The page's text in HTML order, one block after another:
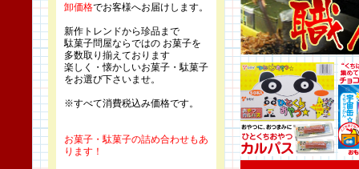
卸価格でお客様へお届けします。
新作トレンドから珍品まで
駄菓子問屋ならではの お菓子を
多数取り揃えております
楽しく・懐かしいお菓子・駄菓子
をお選び下さいませ。
※すべて消費税込み価格です。
お菓子・駄菓子の詰め合わせもあ
ります！